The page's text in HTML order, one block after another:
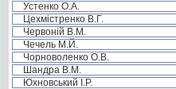
Устенко О.А.
Цехмістренко В.Г.
Червоній В.М.
Чечель М.Й.
Чорноволенко О.В.
Шандра В.М.
Юхновський І.Р.